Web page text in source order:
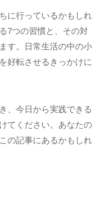
に行っているかもしれ
7つの習慣と、その対
す。日常生活の中の小
好転させるきっかけに
、今日から実践できる
てください。あなたの
の記事にあるかもしれ